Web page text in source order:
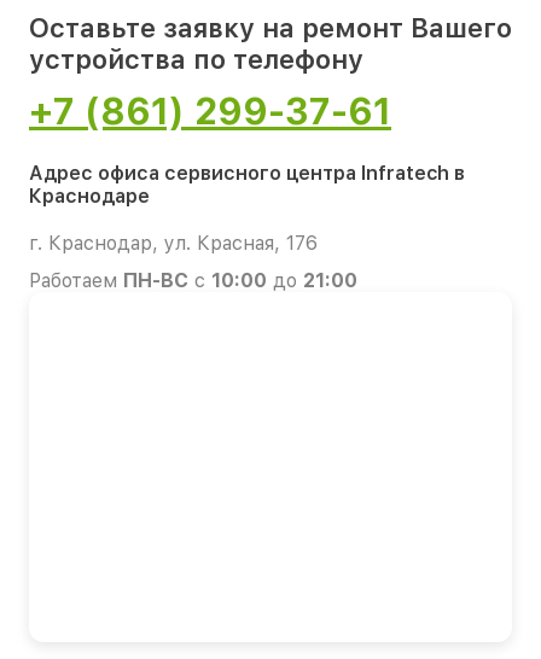
Оставьте заявку на ремонт Вашего
устройства по телефону
+7 (861) 299-37-61
Адрес офиса сервисного центра Infratech в
Краснодаре
г. Краснодар, ул. Красная, 176
Работаем ПН-ВС с 10:00 до 21:00